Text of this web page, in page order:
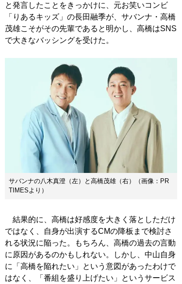
と発言したことをきっかけに、元お笑いコンビ
「りあるキッズ」の長田融季が、サバンナ・高橋
茂雄こそがその先輩であると明かし、高橋はSNS
で大きなバッシングを受けた。
サバンナの八木真澄（左）と高橋茂雄（右）（画像：PR
TIMESより）
結果的に、高橋は好感度を大きく落としただけ
ではなく、自身が出演するCMの降板まで検討さ
れる状況に陥った。もちろん、高橋の過去の言動
に原因があるのかもしれない。しかし、中山自身
に「高橋を陥れたい」という意図があったわけで
はなく、「番組を盛り上げたい」というサービス